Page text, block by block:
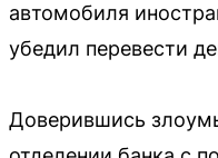
автомобиля
убедил перевести
Доверившись